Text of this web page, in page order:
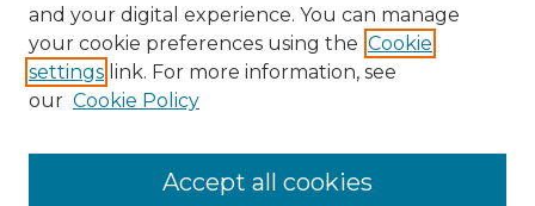
Select context to search:
Advanced Search
ISSN: 2997-6065
and your digital experience. You can manage
your cookie preferences using the Cookie
settings link. For more information, see
our Cookie Policy
Accept all cookies